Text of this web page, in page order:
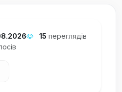
15 переглядів